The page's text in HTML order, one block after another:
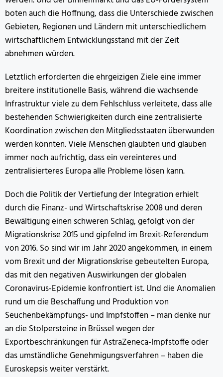
boten auch die Hoffnung, dass die Unterschiede zwischen
Gebieten, Regionen und Ländern mit unterschiedlichem
wirtschaftlichem Entwicklungsstand mit der Zeit
abnehmen würden.
Letztlich erforderten die ehrgeizigen Ziele eine immer
breitere institutionelle Basis, während die wachsende
Infrastruktur viele zu dem Fehlschluss verleitete, dass alle
bestehenden Schwierigkeiten durch eine zentralisierte
Koordination zwischen den Mitgliedsstaaten überwunden
werden könnten. Viele Menschen glaubten und glauben
immer noch aufrichtig, dass ein vereinteres und
zentralisierteres Europa alle Probleme lösen kann.
Doch die Politik der Vertiefung der Integration erhielt
durch die Finanz- und Wirtschaftskrise 2008 und deren
Bewältigung einen schweren Schlag, gefolgt von der
Migrationskrise 2015 und gipfelnd im Brexit-Referendum
von 2016. So sind wir im Jahr 2020 angekommen, in einem
vom Brexit und der Migrationskrise gebeutelten Europa,
das mit den negativen Auswirkungen der globalen
Coronavirus-Epidemie konfrontiert ist. Und die Anomalien
rund um die Beschaffung und Produktion von
Seuchenbekämpfungs- und Impfstoffen – man denke nur
an die Stolpersteine in Brüssel wegen der
Exportbeschränkungen für AstraZeneca-Impfstoffe oder
das umständliche Genehmigungsverfahren – haben die
Euroskepsis weiter verstärkt.